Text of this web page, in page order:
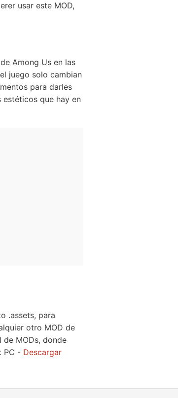
usar este MOD,
Among Us en las
juego solo cambian
para darles
estéticos que hay en
.assets, para
otro MOD de
MODs, donde
PC - Descargar